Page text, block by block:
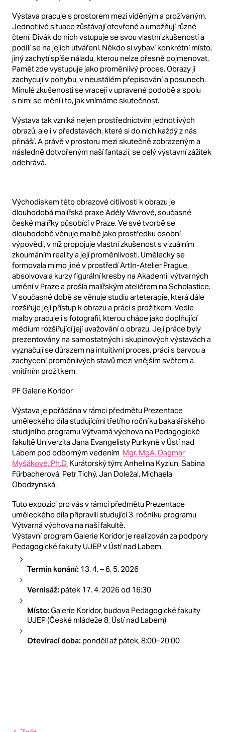
Výstava pracuje s prostorem mezi viděným a prožívaným.
Jednotlivé situace zůstávají otevřené a umožňují různé
čtení. Divák do nich vstupuje se svou vlastní zkušeností a
podílí se na jejich utváření. Někdo si vybaví konkrétní místo,
jiný zachytí spíše náladu, kterou nelze přesně pojmenovat.
Paměť zde vystupuje jako proměnlivý proces.Obrazy ji
zachycují v pohybu, v neustálém přepisování a posunech.
Minulé zkušenosti se vracejí v upravené podobě a spolu
s nimi se mění i to, jak vnímáme skutečnost.
Výstava tak vzniká nejen prostřednictvím jednotlivých
obrazů, ale i v představách, které si do nich každý z nás
přináší.A právě v prostoru mezi skutečně zobrazeným a
následně dotvořeným naší fantazií, se celý výstavní zážitek
odehrává.
Východiskem této obrazové citlivosti k obrazu je
dlouhodobá malířská praxe Adély Vávrové, současné
české malířky působící v Praze.Ve své tvorbě se
dlouhodobě věnuje malbě jako prostředku osobní
výpovědi, v níž propojuje vlastní zkušenost s vizuálním
zkoumáním reality a její proměnlivosti. Umělecky se
formovala mimo jiné v prostředí ArtIn-Atelier Prague,
absolvovala kurzy figurální kresby na Akademii výtvarných
umění v Praze a prošla malířským ateliérem na Scholastice.
V současné době se věnuje studiu arteterapie, která dále
rozšiřuje její přístup k obrazu a práci s prožitkem.Vedle
malby pracuje i s fotografií, kterou chápe jako doplňující
médium rozšiřující její uvažování o obrazu.Její práce byly
prezentovány na samostatných i skupinových výstavách a
vyznačují se důrazem na intuitivní proces, práci s barvou a
zachycení proměnlivých stavů mezi vnějším světem a
vnitřním prožitkem.
PFGalerie Koridor
Výstava je pořádána v rámci předmětu Prezentace
uměleckého díla studujícími třetího ročníku bakalářského
studijního programu Výtvarná výchova na Pedagogické
fakultě Univerzita Jana Evangelisty Purkyně v Ústí nad
Labem pod odborným vedením Mgr. MgA. Dagmar
Myšákové, Ph.D. Kurátorský tým: Anhelina Kyziun, Sabina
Fűrbacherová, Petr Tichý, Jan Doležal, Michaela
Obodzynská.
Tuto expozici pro vás v rámci předmětu Prezentace
uměleckého díla připravili studující 3. ročníku programu
Výtvarná výchova na naší fakultě.
Výstavní program Galerie Koridor je realizován za podpory
Pedagogické fakulty UJEP v Ústí nad Labem.
Termín konání: 13. 4. – 6. 5. 2026
Vernisáž: pátek 17. 4. 2026 od 16:30
Místo: Galerie Koridor, budova Pedagogické fakulty
UJEP (České mládeže 8, Ústí nad Labem)
Otevírací doba: pondělí až pátek, 8:00–20:00